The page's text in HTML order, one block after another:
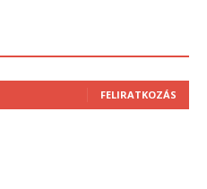
FELIRATKOZÁS